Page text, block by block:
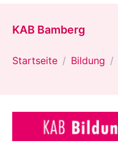
KAB Bamberg
Startseite Bildung